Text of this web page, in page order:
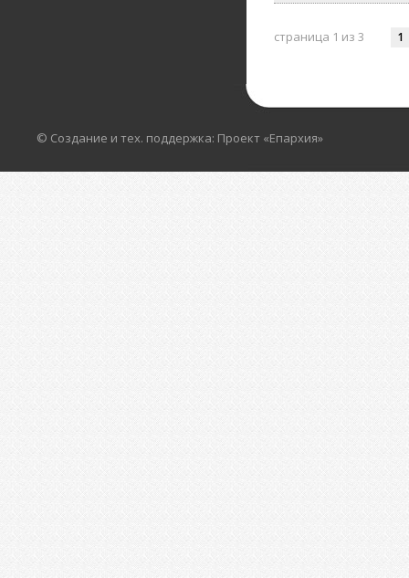
страница 1 из 3 1
© Создание и тех. поддержка: Проект «Епархия»